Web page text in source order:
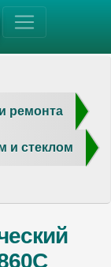
ремонта
и стеклом